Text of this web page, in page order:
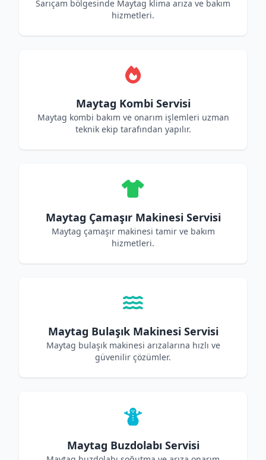
Sarıçam bölgesinde Maytag klima arıza ve bakım
hizmetleri.
Maytag Kombi Servisi
Maytag kombi bakım ve onarım işlemleri uzman
teknik ekip tarafından yapılır.
Maytag Çamaşır Makinesi Servisi
Maytag çamaşır makinesi tamir ve bakım
hizmetleri.
Maytag Bulaşık Makinesi Servisi
Maytag bulaşık makinesi arızalarına hızlı ve
güvenilir çözümler.
Maytag Buzdolabı Servisi